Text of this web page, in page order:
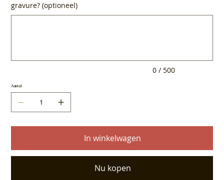
gravure? (optioneel)
0 / 500
Aantal
In winkelwagen
Nu kopen